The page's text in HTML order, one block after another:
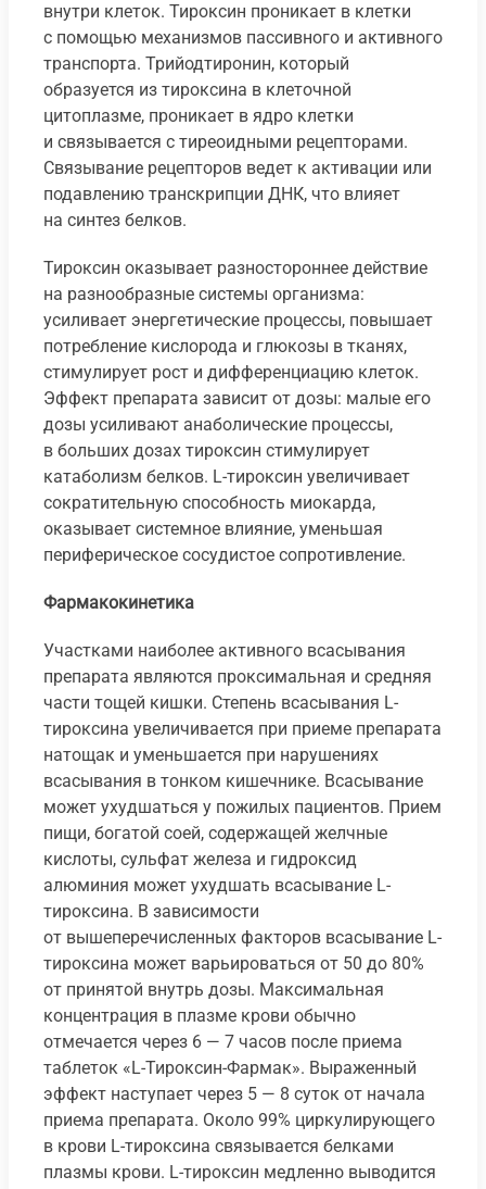
внутри клеток. Тироксин проникает в клетки
с помощью механизмов пассивного и активного
транспорта. Трийодтиронин, который
образуется из тироксина в клеточной
цитоплазме, проникает в ядро клетки
и связывается с тиреоидными рецепторами.
Связывание рецепторов ведет к активации или
подавлению транскрипции ДНК, что влияет
на синтез белков.
Тироксин оказывает разностороннее действие
на разнообразные системы организма:
усиливает энергетические процессы, повышает
потребление кислорода и глюкозы в тканях,
стимулирует рост и дифференциацию клеток.
Эффект препарата зависит от дозы: малые его
дозы усиливают анаболические процессы,
в больших дозах тироксин стимулирует
катаболизм белков. L-тироксин увеличивает
сократительную способность миокарда,
оказывает системное влияние, уменьшая
периферическое сосудистое сопротивление.
Фармакокинетика
Участками наиболее активного всасывания
препарата являются проксимальная и средняя
части тощей кишки. Степень всасывания L-
тироксина увеличивается при приеме препарата
натощак и уменьшается при нарушениях
всасывания в тонком кишечнике. Всасывание
может ухудшаться у пожилых пациентов. Прием
пищи, богатой соей, содержащей желчные
кислоты, сульфат железа и гидроксид
алюминия может ухудшать всасывание L-
тироксина. В зависимости
от вышеперечисленных факторов всасывание L-
тироксина может варьироваться от 50 до 80%
от принятой внутрь дозы. Максимальная
концентрация в плазме крови обычно
отмечается через 6 — 7 часов после приема
таблеток «L-Тироксин-Фармак». Выраженный
эффект наступает через 5 — 8 суток от начала
приема препарата. Около 99% циркулирующего
в крови L-тироксина связывается белками
плазмы крови. L-тироксин медленно выводится